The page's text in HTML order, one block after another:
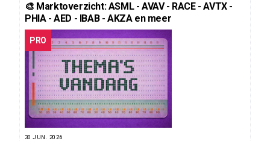
🎨 Marktoverzicht: ASML - AVAV - RACE - AVTX -
PHIA - AED - IBAB - AKZA en meer
PRO
30 JUN. 2026